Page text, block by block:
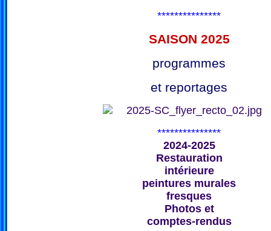
***************
SAISON 2025
programmes
et reportages
***************
2024-2025
Restauration
intérieure
peintures murales
fresques
Photos et
comptes-rendus